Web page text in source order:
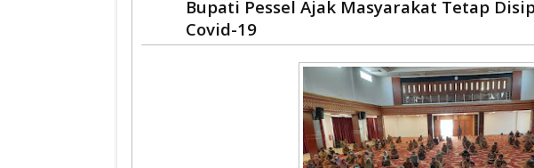
Bupati Pessel Ajak Masyarakat Tetap
Covid-19